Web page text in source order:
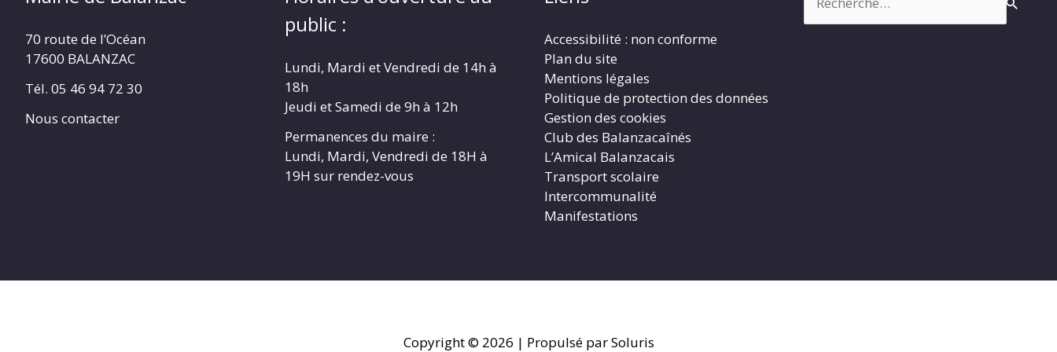
70 route de l’Océan
17600 BALANZAC
Tél. 05 46 94 72 30
Nous contacter
public :
Lundi, Mardi et Vendredi de 14h à
18h
Jeudi et Samedi de 9h à 12h
Permanences du maire :
Lundi, Mardi, Vendredi de 18H à
19H sur rendez-vous
Accessibilité : non conforme
Plan du site
Mentions légales
Politique de protection des données
Gestion des cookies
Club des Balanzacaînés
L’Amical Balanzacais
Transport scolaire
Intercommunalité
Manifestations
Copyright © 2026 | Propulsé par Soluris